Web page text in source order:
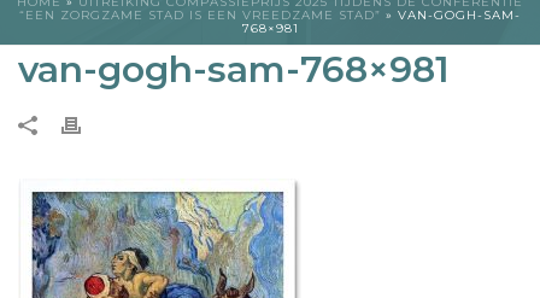
“EEN ZORGZAME STAD IS EEN VREEDZAME STAD” » VAN-GOGH-SAM-
768×981
van-gogh-sam-768×981